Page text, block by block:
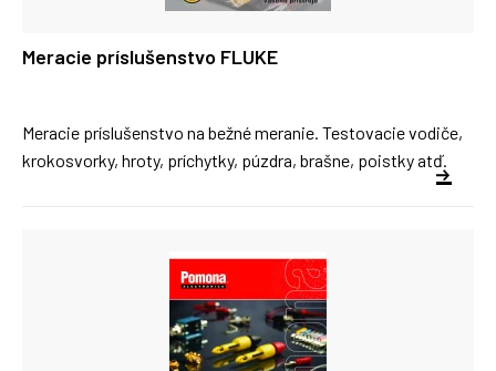
Meracie príslušenstvo FLUKE
Meracie príslušenstvo na bežné meranie. Testovacie vodiče,
krokosvorky, hroty, príchytky, púzdra, brašne, poistky atď.